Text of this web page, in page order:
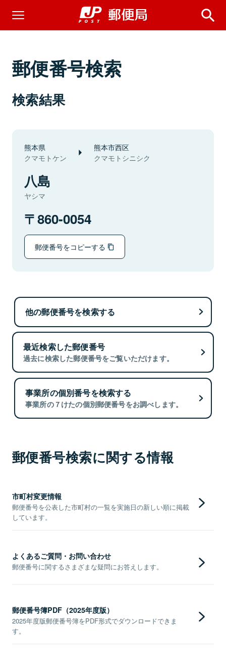
郵便番号検索
検索結果
熊本県
クマモトケン
熊本市西区
クマモトシニシク
八島
ヤシマ
860-0054
郵便番号をコピーする
他の郵便番号を検索する
最近検索した郵便番号
過去に検索した郵便番号をご覧いただけます。
事業所の個別番号を検索する
事業所の７けたの個別郵便番号をお調べします。
郵便番号検索に関する情報
市町村変更情報
郵便番号を公表した市町村の一覧を実施日の新しい順に掲載
しています。
よくあるご質問・お問い合わせ
郵便番号に関するさまざまな疑問にお答えします。
郵便番号簿PDF（2025年度版）
2025年度版郵便番号簿をPDF形式でダウンロードできま
す。